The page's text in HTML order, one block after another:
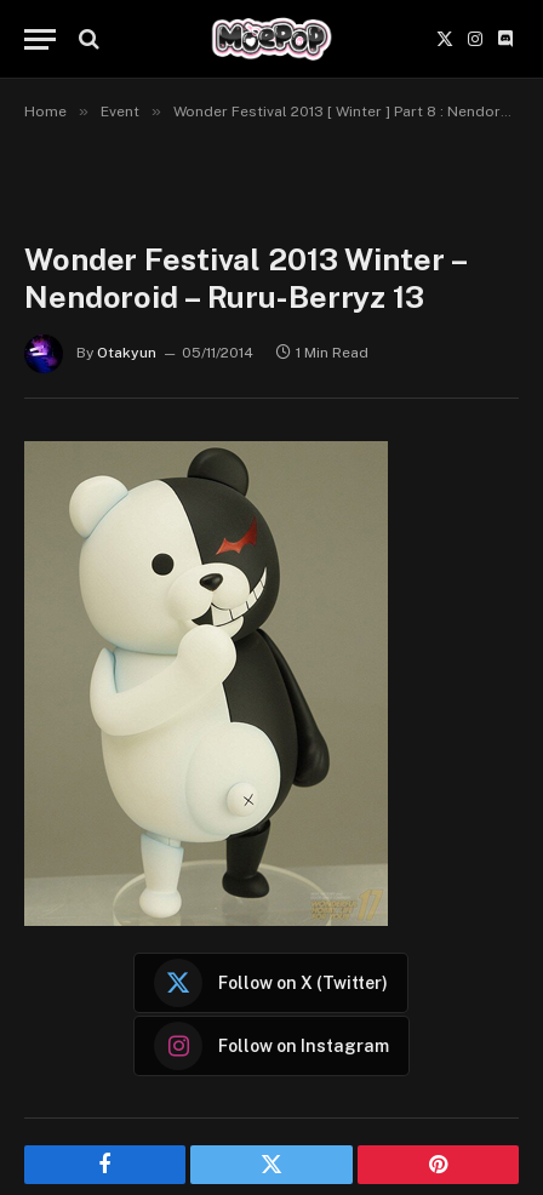
X
(Twitter)
Home » Event » Wonder Festival 2013 [ Winter ] Part 8 : Nendoroid, Figma, Cu Poche
Wonder Festival 2013 Winter –
Nendoroid – Ruru-Berryz 13
By Otakyun 05/11/2014 1 Min Read
Follow on X (Twitter)
Follow on Instagram
Facebook Twitter Pinterest